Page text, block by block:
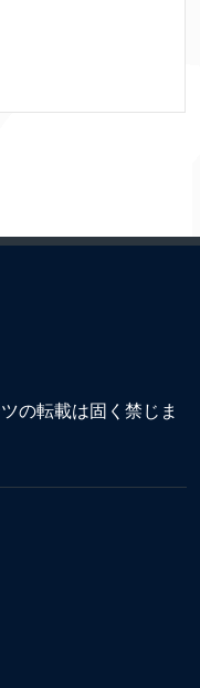
の転載は固く禁じま